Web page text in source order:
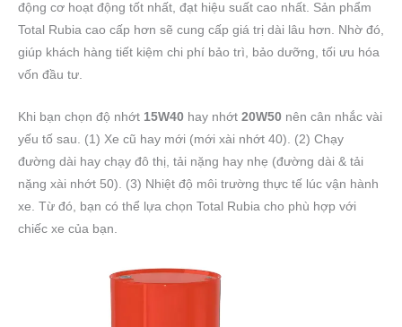
động cơ hoạt động tốt nhất, đạt hiệu suất cao nhất. Sản phẩm
Total Rubia cao cấp hơn sẽ cung cấp giá trị dài lâu hơn. Nhờ đó,
giúp khách hàng tiết kiệm chi phí bảo trì, bảo dưỡng, tối ưu hóa
vốn đầu tư.
Khi bạn chọn độ nhớt 15W40 hay nhớt 20W50 nên cân nhắc vài
yếu tố sau. (1) Xe cũ hay mới (mới xài nhớt 40). (2) Chạy
đường dài hay chạy đô thị, tải nặng hay nhẹ (đường dài & tải
nặng xài nhớt 50). (3) Nhiệt độ môi trường thực tế lúc vận hành
xe. Từ đó, bạn có thể lựa chọn Total Rubia cho phù hợp với
chiếc xe của bạn.